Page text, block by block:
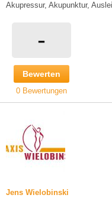
Akupressur, Akupunktur,
-
Bewerten
0 Bewertungen
Jens Wielobinski